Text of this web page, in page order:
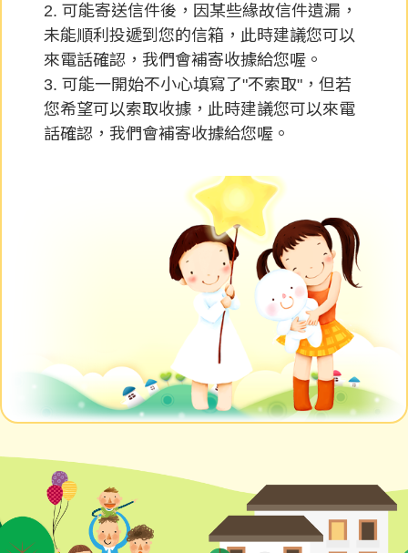
2. 可能寄送信件後，因某些緣故信件遺漏，
未能順利投遞到您的信箱，此時建議您可以
來電話確認，我們會補寄收據給您喔。
3. 可能一開始不小心填寫了"不索取"，但若
您希望可以索取收據，此時建議您可以來電
話確認，我們會補寄收據給您喔。